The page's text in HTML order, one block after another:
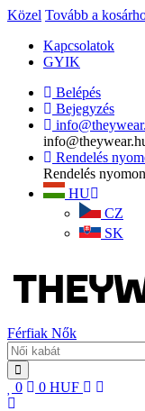
Közel Tovább a
Kapcsolatok
GYIK
Belépés
Bejegyzés
Rendelés
Rendelés
HU
CZ
SK
Férfiak Nők
0 0 HUF